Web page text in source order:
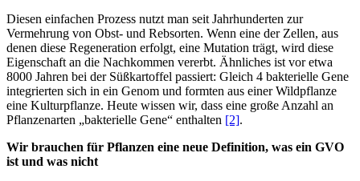
Diesen einfachen Prozess nutzt man seit Jahrhunderten zur
Vermehrung von Obst- und Rebsorten. Wenn eine der Zellen, aus
denen diese Regeneration erfolgt, eine Mutation trägt, wird diese
Eigenschaft an die Nachkommen vererbt. Ähnliches ist vor etwa
8000 Jahren bei der Süßkartoffel passiert: Gleich 4 bakterielle Gene
integrierten sich in ein Genom und formten aus einer Wildpflanze
eine Kulturpflanze. Heute wissen wir, dass eine große Anzahl an
Pflanzenarten „bakterielle Gene“ enthalten [2].
Wir brauchen für Pflanzen eine neue Definition, was ein GVO
ist und was nicht